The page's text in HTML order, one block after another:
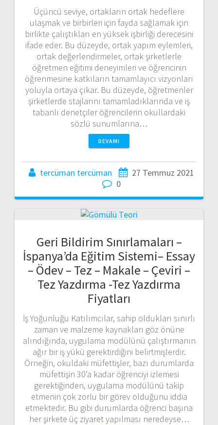
Üçüncü seviye, ortakların ortak hedeflere
ulaşmak ve birbirleri için fayda sağlamak için
birlikte çalıştıkları en yüksek işbirliği derecesini
ifade eder. Bu düzeyde, ortak yapım eylemleri,
ortak değerlendirmeler, ortak şirketlerle
öğretmen eğitimi deneyimleri ve öğrencinin
öğrenmesine katkıların tamamlayıcı vizyonları
yoluyla ortaya çıkar. Bu düzeyde, öğretmenler
şirketlerde stajlarını tamamladıklarında ve iş
tabanlı denetçiler öğrencilerin okullardaki
sözlü sunumlarına…
DEVAMI
tercüman tercüman
27 Temmuz 2021
0
Geri Bildirim Sınırlamaları –
İspanya’da Eğitim Sistemi– Essay
– Ödev – Tez – Makale – Çeviri –
Tez Yazdırma -Tez Yazdırma
Fiyatları
İş Yoğunluğu Katılımcılar, sahip oldukları sınırlı
zaman ve malzeme kaynakları göz önüne
alındığında, uygulama modülünü çalıştırmanın
ağır bir iş yükü gerektirdiğini belirtmişlerdir.
Örneğin, okuldaki müfettişler, bazı durumlarda
müfettişin 30’a kadar öğrenciyi izlemesi
gerektiğinden, uygulama modülünü takip
etmenin çok zorlu bir görev olduğunu iddia
etmektedir. Bu gibi durumlarda öğrenci başına
her şirkete üç ziyaret yapılması neredeyse…